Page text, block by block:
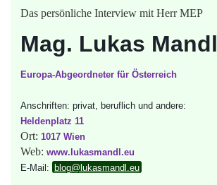
Das persönliche Interview mit Herr MEP
Mag. Lukas Mandl
Europa-Abgeordneter für Österreich
Anschriften: privat, beruflich und andere:
Heldenplatz 11
Ort: 1017 Wien
Web: www.lukasmandl.eu
E-Mail:
blog@lukasmandl.eu